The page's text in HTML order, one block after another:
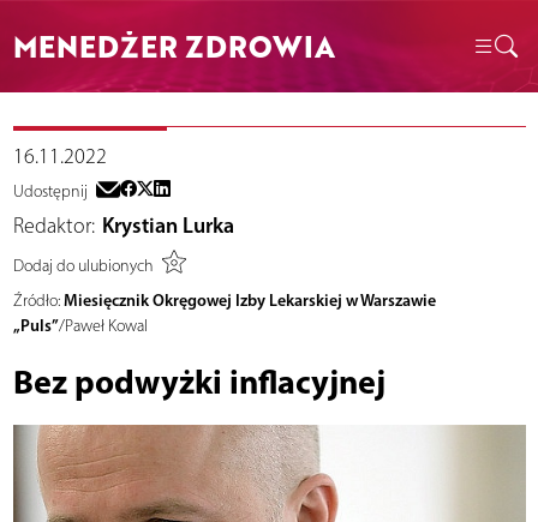
MENEDŻER ZDROWIA
16.11.2022
Udostępnij
Redaktor: Krystian Lurka
Dodaj do ulubionych
Źródło: Miesięcznik Okręgowej Izby Lekarskiej w Warszawie
„Puls”/Paweł Kowal
Bez podwyżki inflacyjnej